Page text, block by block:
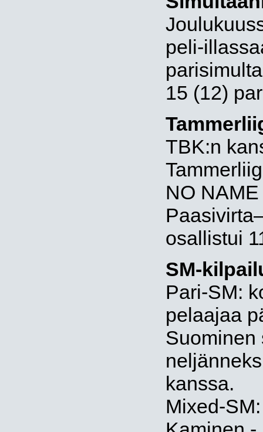
peli-
15 (12)
TBK:n
NO
osallistui
SM-
Pari-SM:
pelaajaa
Suominen
kanssa.
Mixed-